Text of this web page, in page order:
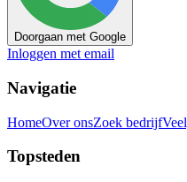
Doorgaan met Google
Inloggen met email
Navigatie
HomeOver onsZoek bedrijf
Topsteden